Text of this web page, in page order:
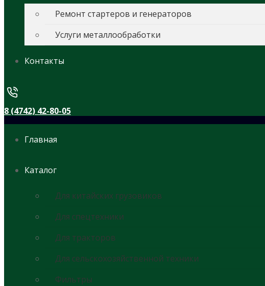
Ремонт стартеров и генераторов
Услуги металлообработки
Контакты
8 (4742) 42-80-05
Главная
Каталог
Для китайских грузовиков
Для спецтехники
Для тракторов
Для сельскохозяйственной техники
Фильтры